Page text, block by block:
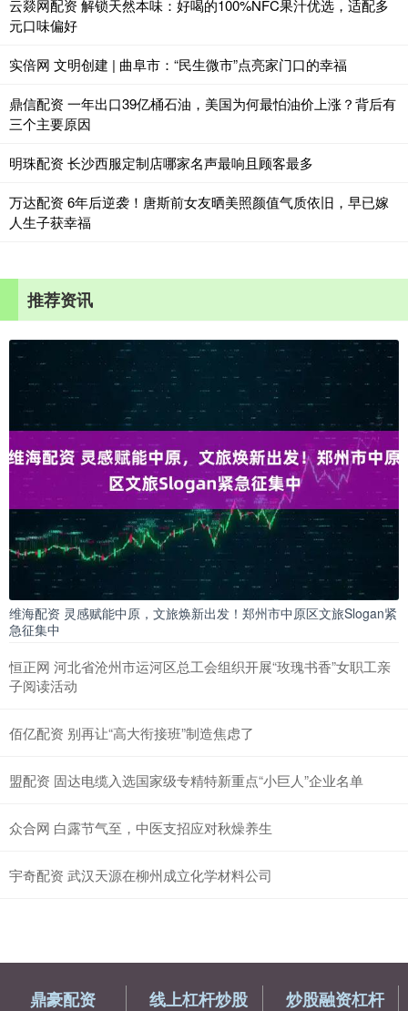
云燚网配资 解锁天然本味：好喝的100%NFC果汁优选，适配多
元口味偏好
实倍网 文明创建 | 曲阜市：“民生微市”点亮家门口的幸福
鼎信配资 一年出口39亿桶石油，美国为何最怕油价上涨？背后有
三个主要原因
明珠配资 长沙西服定制店哪家名声最响且顾客最多
万达配资 6年后逆袭！唐斯前女友晒美照颜值气质依旧，早已嫁
人生子获幸福
推荐资讯
维海配资 灵感赋能中原，文旅焕新出发！郑州市中原区文旅Slogan紧
急征集中
恒正网 河北省沧州市运河区总工会组织开展“玫瑰书香”女职工亲
子阅读活动
佰亿配资 别再让“高大衔接班”制造焦虑了
盟配资 固达电缆入选国家级专精特新重点“小巨人”企业名单
众合网 白露节气至，中医支招应对秋燥养生
宇奇配资 武汉天源在柳州成立化学材料公司
鼎豪配资 线上杠杆炒股 炒股融资杠杆